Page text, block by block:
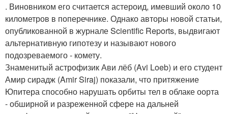
. Виновником его считается астероид, имевший около 10
километров в поперечнике. Однако авторы новой статьи,
опубликованной в журнале Scientific Reports, выдвигают
альтернативную гипотезу и называют нового
подозреваемого - комету.
Знаменитый астрофизик Ави лёб (Avi Loeb) и его студент
Амир сирадж (Amir Siraj) показали, что притяжение
Юпитера способно нарушать орбиты тел в облаке оорта
- обширной и разреженной сфере на дальней